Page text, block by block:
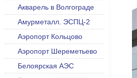
Акварель в Волгограде
Амурметалл. ЭСПЦ-2
Аэропорт Кольцово
Аэропорт Шереметьево
Белоярская АЭС